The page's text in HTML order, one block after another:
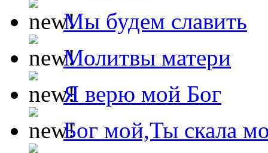
Мы будем славить
Молитвы матери
Я верю мой Бог
Бог мой,Ты скала